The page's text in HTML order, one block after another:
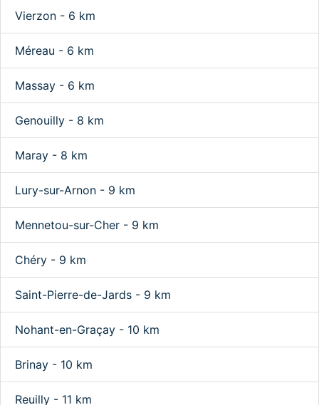
Vierzon - 6 km
Méreau - 6 km
Massay - 6 km
Genouilly - 8 km
Maray - 8 km
Lury-sur-Arnon - 9 km
Mennetou-sur-Cher - 9 km
Chéry - 9 km
Saint-Pierre-de-Jards - 9 km
Nohant-en-Graçay - 10 km
Brinay - 10 km
Reuilly - 11 km